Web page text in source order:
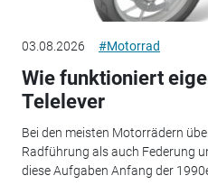
03.08.2026 #Motorrad
Wie funktioniert
Telelever
Bei den meisten Motorrädern
Radführung als auch Federung
diese Aufgaben Anfang der